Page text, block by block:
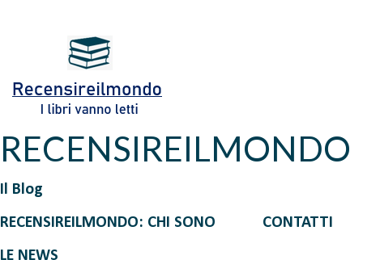
RECENSIREILMONDO
Il Blog
RECENSIREILMONDO: CHI SONO CONTATTI
LE NEWS